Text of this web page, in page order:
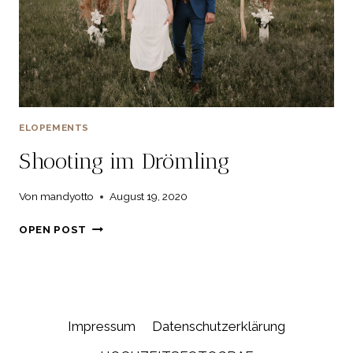
ELOPEMENTS
Shooting im Drömling
Von mandyotto August 19, 2020
OPEN POST SHOOTING
Impressum
Datenschutzerklärung